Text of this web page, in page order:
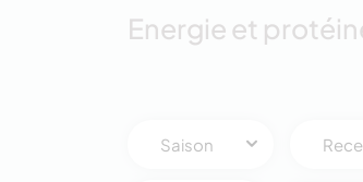
Energie et
Saison